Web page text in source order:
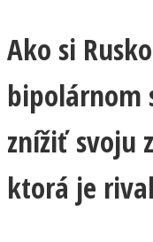
Ako si
bipolárnom
znížiť svoju
ktorá je